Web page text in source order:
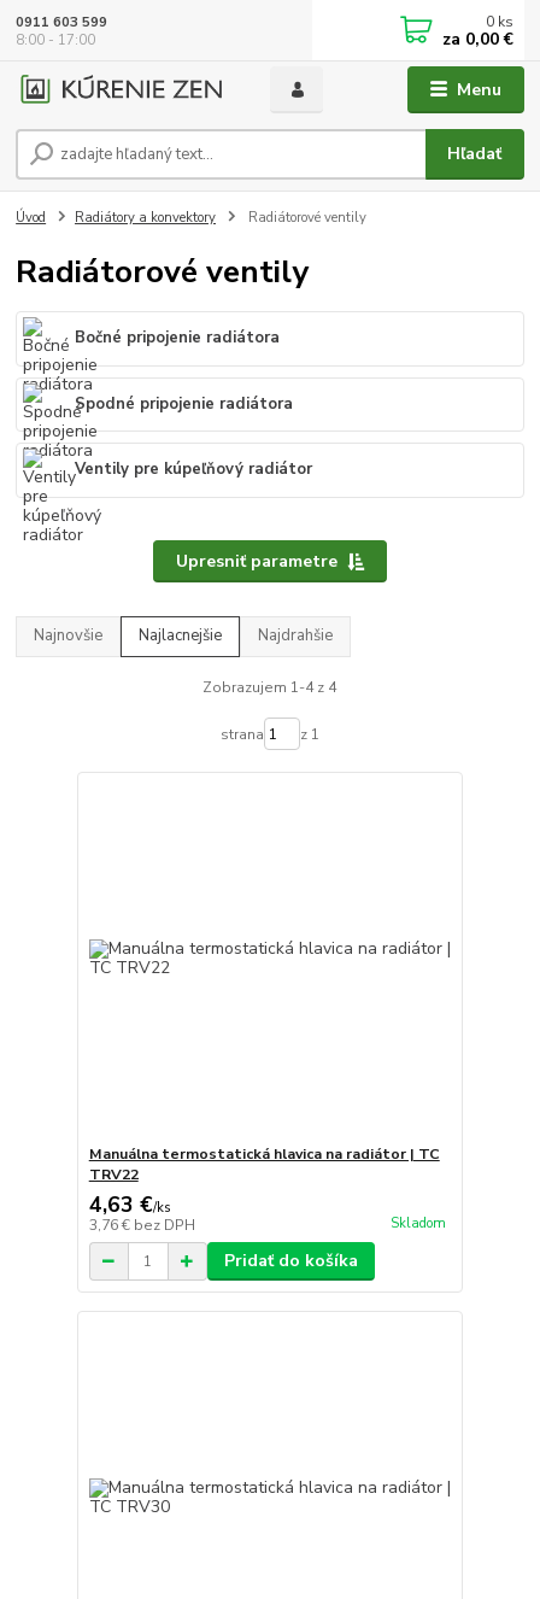
Menu
Hľadať
0911 603 599
8:00 - 17:00
0 ks
za 0,00 €
Úvod Radiátory a konvektory Radiátorové ventily
Radiátorové ventily
Bočné pripojenie radiátora
Spodné pripojenie radiátora
Ventily pre kúpeľňový radiátor
Upresniť parametre
Najnovšie Najlacnejšie Najdrahšie
Zobrazujem 1-4 z 4
strana z 1
Manuálna termostatická hlavica na radiátor | TC
TRV22
4,63 €/ks
3,76 € bez DPH Skladom
Pridať do košíka